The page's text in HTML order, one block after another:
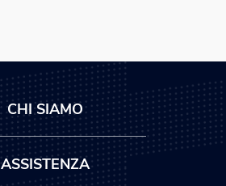
CHI SIAMO
ASSISTENZA